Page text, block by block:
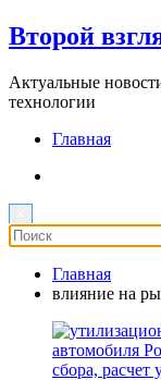
Второй
Актуальные
технологии
Главная
Главная
влияние на